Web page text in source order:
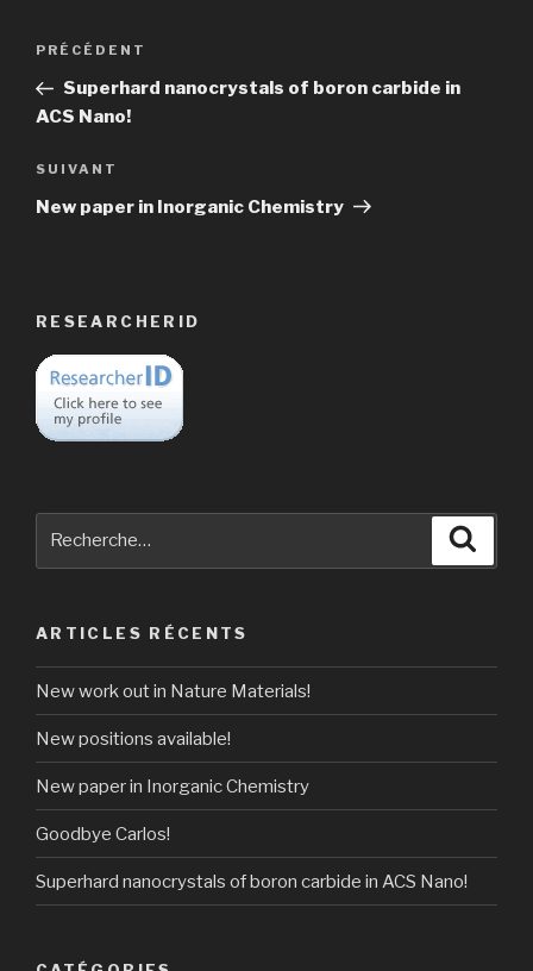
Navigation
l’article
Article
précédent
PRÉCÉDENT
Superhard nanocrystals of boron carbide in
ACS Nano!
Article
suivant
SUIVANT
New paper in Inorganic Chemistry
RESEARCHERID
ARTICLES RÉCENTS
New work out in Nature Materials!
New positions available!
New paper in Inorganic Chemistry
Goodbye Carlos!
Superhard nanocrystals of boron carbide in ACS Nano!